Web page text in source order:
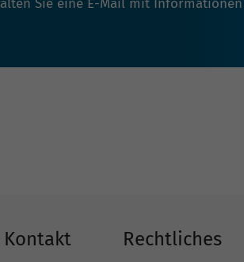
Kontakt Rechtliches